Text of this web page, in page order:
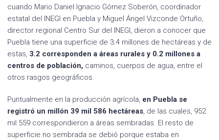
cuando Mario Daniel Ignacio Gómez Soberón, coordinador
estatal del INEGI en Puebla y Miguel Ángel Vizconde Ortuño,
director regional Centro Sur del INEGI, dieron a conocer que
Puebla tiene una superficie de 3.4 millones de hectáreas y de
estas, 3.2 corresponden a áreas rurales y 0.2 millones a
centros de población, caminos, cuerpos de agua, entre el
otros rasgos geográficos.
Puntualmente en la producción agrícola, en Puebla se
registró un millón 39 mil 586 hectáreas, de las cuales, 952
mil 559 correspondieron a áreas sembradas. El resto de
superficie no sembrada se debió porque estaba en